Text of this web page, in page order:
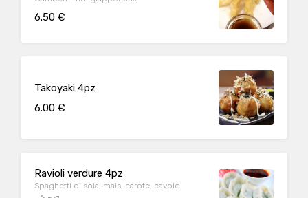
6.50 €
Takoyaki 4pz
6.00 €
Ravioli verdure 4pz
Spaghetti di soia, mais, carote, cavolo